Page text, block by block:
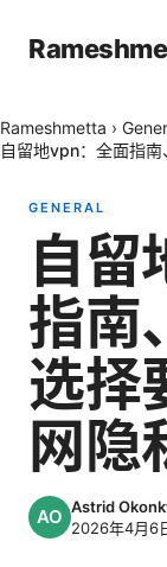
Rameshmetta ›
自留地vpn：全面指
GENERAL
自留
指南
选择
网隐
Astrid
2026年4月6